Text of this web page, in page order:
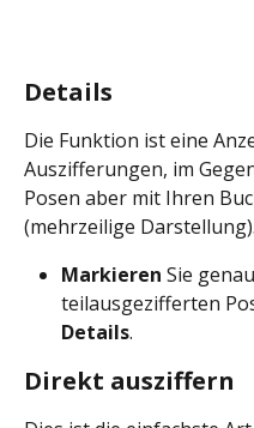
Details
Die Funktion ist eine
Auszifferungen, im
Posen aber mit Ihren
(mehrzeilige Darstellung).
Markieren Sie
teilausgezifferten
Details.
Direkt ausziffern